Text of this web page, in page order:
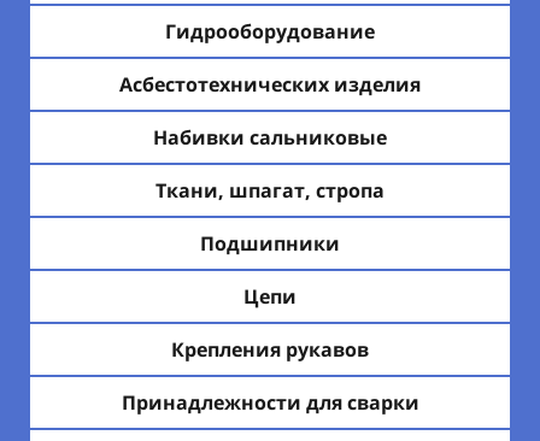
Гидрооборудование
Асбестотехнических изделия
Набивки сальниковые
Ткани, шпагат, стропа
Подшипники
Цепи
Крепления рукавов
Принадлежности для сварки